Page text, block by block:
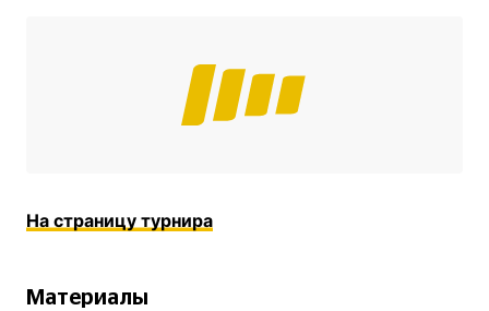
На страницу турнира
Материалы